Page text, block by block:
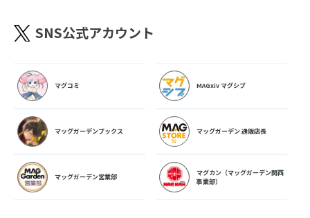
SNS公式アカウント
マグコミ MAGxiv マグシブ
マッグガーデンブックス マッグガーデン 通販店長
マッグガーデン営業部
マグカン（マッグガーデン関西
事業部）